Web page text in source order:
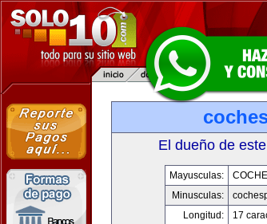
El dueño de
Mayusculas:
Minusculas:
Longitud:
17